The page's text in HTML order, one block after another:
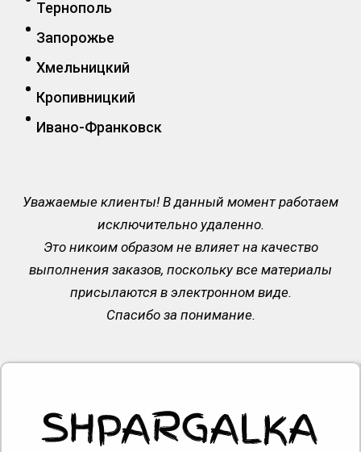
Тернополь
Запорожье
Хмельницкий
Кропивницкий
Ивано-Франковск
Уважаемые клиенты! В данный момент работаем
исключительно удаленно.
Это никоим образом не влияет на качество
выполнения заказов, поскольку все материалы
присылаются в электронном виде.
Спасибо за понимание.